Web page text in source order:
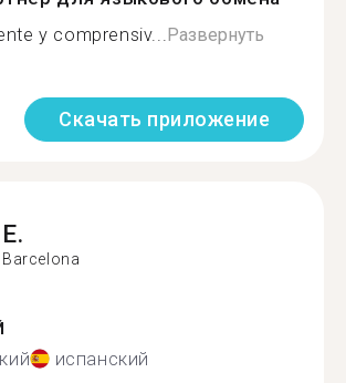
y comprensiv...Развернуть
Скачать приложение
E.
Barcelona
испанский